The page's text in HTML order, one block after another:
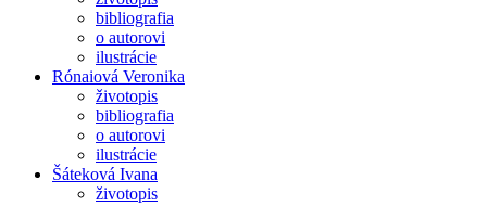
bibliografia
o autorovi
ilustrácie
Rónaiová Veronika
životopis
bibliografia
o autorovi
ilustrácie
Šáteková Ivana
životopis